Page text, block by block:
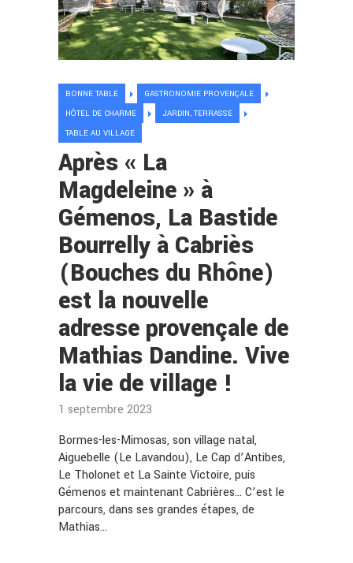
BONNE TABLE
GASTRONOMIE PROVENÇALE
HÔTEL DE CHARME
JARDIN, TERRASSE
TABLE AU VILLAGE
Après « La
Magdeleine » à
Gémenos, La Bastide
Bourrelly à Cabriès
(Bouches du Rhône)
est la nouvelle
adresse provençale de
Mathias Dandine. Vive
la vie de village !
1 septembre 2023
Bormes-les-Mimosas, son village natal,
Aiguebelle (Le Lavandou), Le Cap d’Antibes,
Le Tholonet et La Sainte Victoire, puis
Gémenos et maintenant Cabrières… C’est le
parcours, dans ses grandes étapes, de
Mathias…